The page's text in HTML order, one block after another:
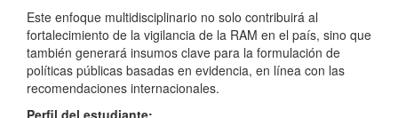
Este enfoque multidisciplinario no solo contribuirá al
fortalecimiento de la vigilancia de la RAM en el país, sino que
también generará insumos clave para la formulación de
políticas públicas basadas en evidencia, en línea con las
recomendaciones internacionales.
Perfil del estudiante: